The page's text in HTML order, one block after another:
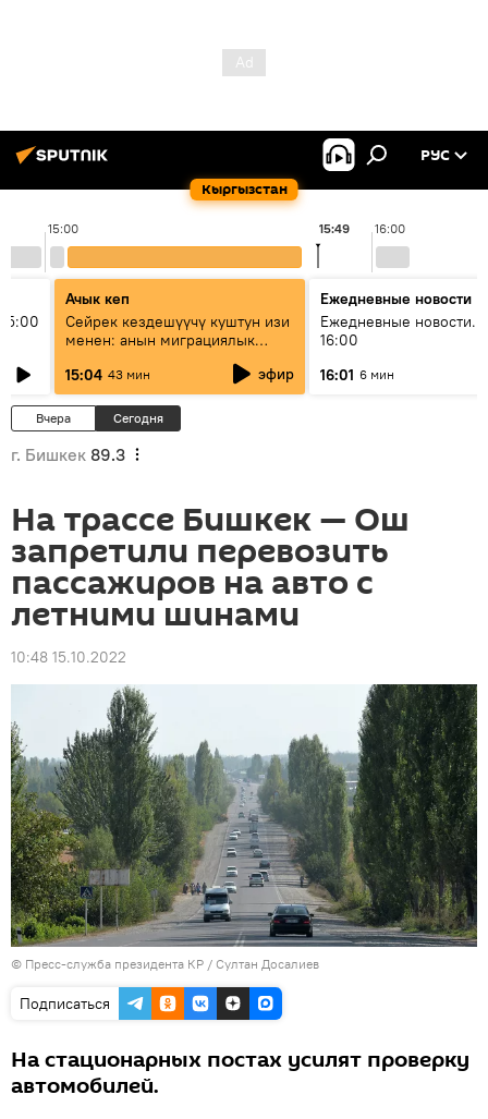
Кыргызстан
РУС
15:00 16:00
15:49
Ачык кеп
Сейрек кездешүүчү куштун изи
менен: анын миграциялык
жолу эмнеден кабар берет?
15:04 43 мин эфир
Ежедневные новости
Ежедневные новости.
16:00
16:01 6 мин
Вчера Сегодня
г. Бишкек 89.3
На трассе Бишкек — Ош
запретили перевозить
пассажиров на авто с
летними шинами
10:48 15.10.2022
© Пресс-служба президента КР / Султан Досалиев
Подписаться
На стационарных постах усилят проверку
автомобилей.